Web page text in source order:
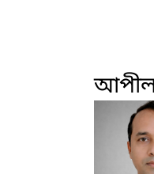
আপীল